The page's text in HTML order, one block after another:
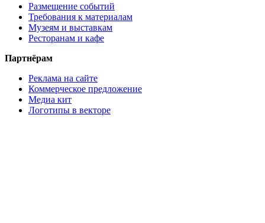
Размещение событий
Требования к материалам
Музеям и выставкам
Ресторанам и кафе
Партнёрам
Реклама на сайте
Коммерческое предложение
Медиа кит
Логотипы в векторе